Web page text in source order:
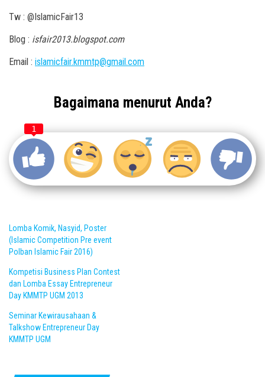
Tw : @IslamicFair13
Blog : isfair2013.blogspot.com
Email : islamicfair.kmmtp@gmail.com
Bagaimana menurut Anda?
1
Lomba Komik, Nasyid, Poster
(Islamic Competition Pre event
Polban Islamic Fair 2016)
Kompetisi Business Plan Contest
dan Lomba Essay Entrepreneur
Day KMMTP UGM 2013
Seminar Kewirausahaan &
Talkshow Entrepreneur Day
KMMTP UGM